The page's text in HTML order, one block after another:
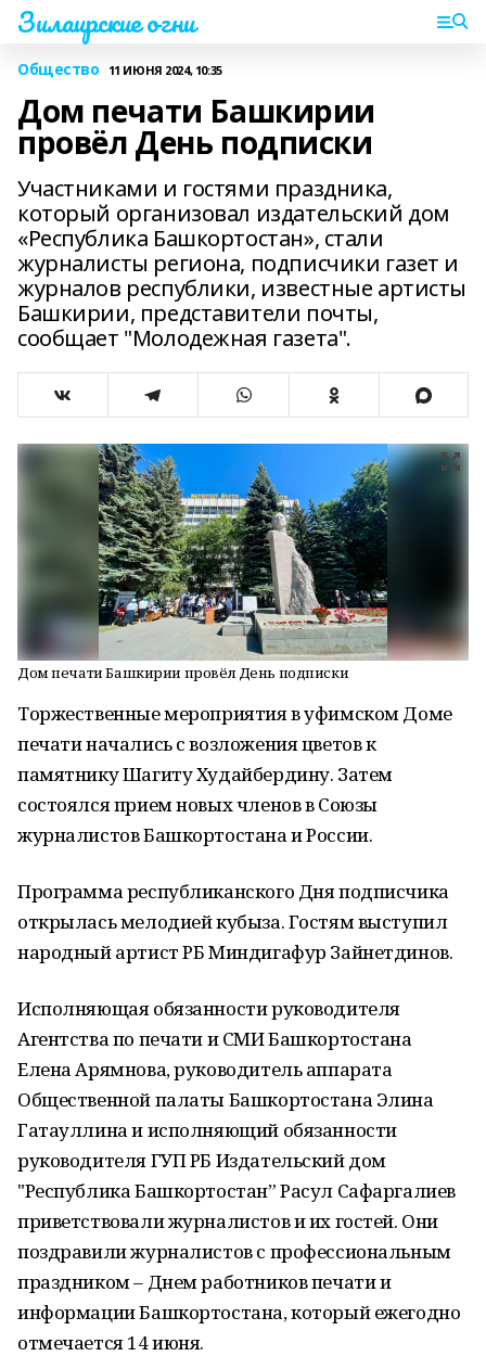
Зилаирские огни
Общество 11 ИЮНЯ 2024, 10:35
Дом печати Башкирии
провёл День подписки
Участниками и гостями праздника,
который организовал издательский дом
«Республика Башкортостан», стали
журналисты региона, подписчики газет и
журналов республики, известные артисты
Башкирии, представители почты,
сообщает "Молодежная газета".
Дом печати Башкирии провёл День подписки
Торжественные мероприятия в уфимском Доме
печати начались с возложения цветов к
памятнику Шагиту Худайбердину. Затем
состоялся прием новых членов в Союзы
журналистов Башкортостана и России.
Программа республиканского Дня подписчика
открылась мелодией кубыза. Гостям выступил
народный артист РБ Миндигафур Зайнетдинов.
Исполняющая обязанности руководителя
Агентства по печати и СМИ Башкортостана
Елена Арямнова, руководитель аппарата
Общественной палаты Башкортостана Элина
Гатауллина и исполняющий обязанности
руководителя ГУП РБ Издательский дом
"Республика Башкортостан” Расул Сафаргалиев
приветствовали журналистов и их гостей. Они
поздравили журналистов с профессиональным
праздником – Днем работников печати и
информации Башкортостана, который ежегодно
отмечается 14 июня.